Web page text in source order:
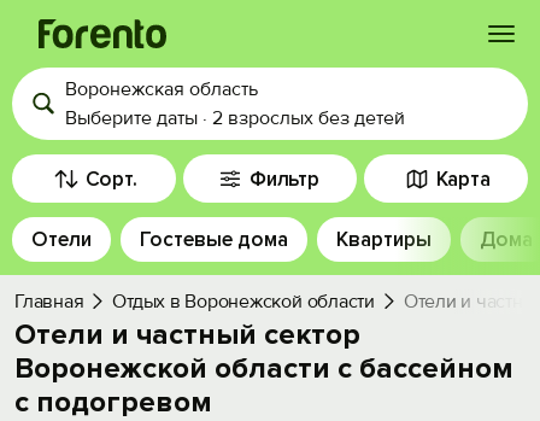
Войти
Избранное
История просмотра
Добавить свой объект
Воронежская область
Выберите даты · 2 взрослых без детей
Сорт. Фильтр Карта
Отели Гостевые дома Квартиры Дома
Главная Отдых в Воронежской области Отели и
Отели и частный сектор
Воронежской области с бассейном
с подогревом